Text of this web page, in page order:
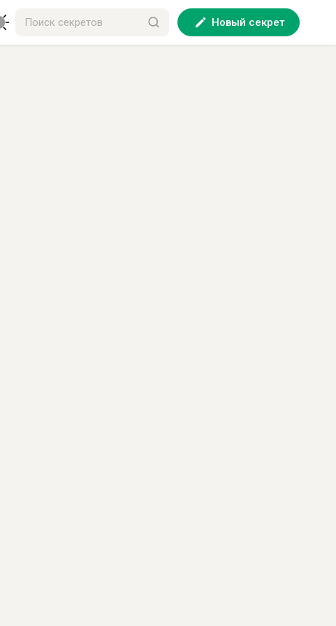
Новый секрет